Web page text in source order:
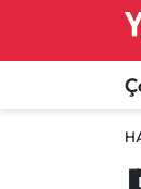
Alaca
Bayat
Çorum
Çorum